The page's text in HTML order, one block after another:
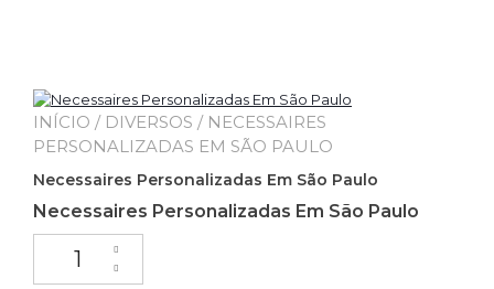
INÍCIO / DIVERSOS / NECESSAIRES
PERSONALIZADAS EM SÃO PAULO
Necessaires Personalizadas Em São Paulo
Necessaires Personalizadas Em São Paulo